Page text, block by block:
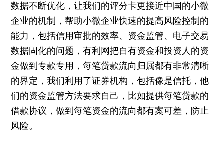
数据不断优化，让我们的评分卡更接近中国的小微
企业的机制，帮助小微企业快速的提高风险控制的
能力，包括信用审批的效率、资金监管、电子交易
数据固化的问题，有利网把自有资金和投资人的资
金做到专款专用，每笔贷款流向归属都有非常清晰
的界定，我们利用了证券机构，包括像是信托，他
们的资金监管方法要求自己，比如提供每笔贷款的
借款协议，做到每笔资金的流向都有案可差，防止
风险。